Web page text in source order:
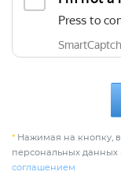
* Нажимая на кнопку,
персональных данных
соглашением